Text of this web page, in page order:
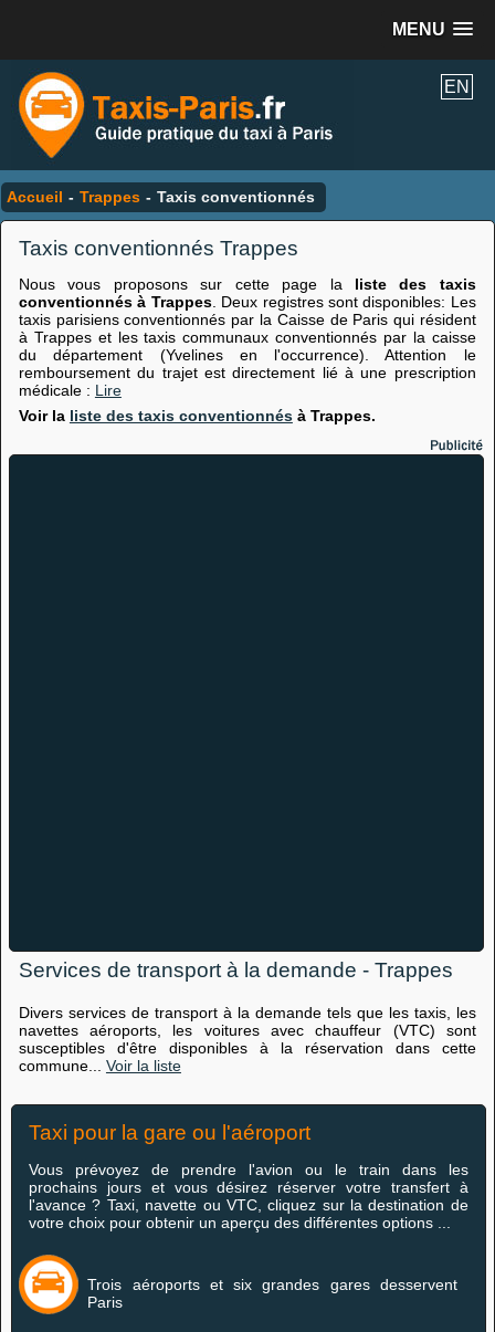
MENU
EN
Accueil - Trappes - Taxis conventionnés
Taxis conventionnés Trappes
Nous vous proposons sur cette page la liste des taxis
conventionnés à Trappes. Deux registres sont disponibles: Les
taxis parisiens conventionnés par la Caisse de Paris qui résident
à Trappes et les taxis communaux conventionnés par la caisse
du département (Yvelines en l'occurrence). Attention le
remboursement du trajet est directement lié à une prescription
médicale : Lire
Voir la liste des taxis conventionnésà Trappes.
Services de transport à la demande - Trappes
Divers services de transport à la demande tels que les taxis, les
navettes aéroports, les voitures avec chauffeur (VTC) sont
susceptibles d'être disponibles à la réservation dans cette
commune... Voir la liste
Taxi pour la gare ou l'aéroport
Vous prévoyez de prendre l'avion ou le train dans les
prochains jours et vous désirez réserver votre transfert à
l'avance ? Taxi, navette ou VTC, cliquez sur la destination de
votre choix pour obtenir un aperçu des différentes options ...
Trois aéroports et six grandes gares desservent
Paris